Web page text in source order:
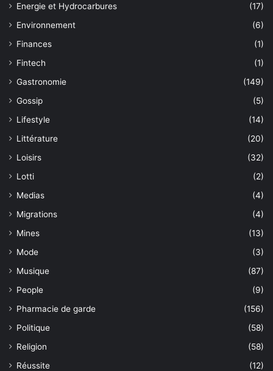
Energie et Hydrocarbures
(17)
Environnement
(6)
Finances
(1)
Fintech
(1)
Gastronomie
(149)
Gossip
(5)
Lifestyle
(14)
Littérature
(20)
Loisirs
(32)
Lotti
(2)
Medias
(4)
Migrations
(4)
Mines
(13)
Mode
(3)
Musique
(87)
People
(9)
Pharmacie de garde
(156)
Politique
(58)
Religion
(58)
Réussite
(12)